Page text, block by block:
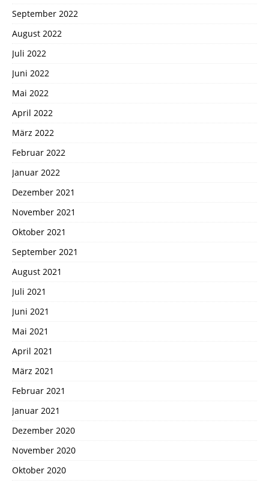
September 2022
August 2022
Juli 2022
Juni 2022
Mai 2022
April 2022
März 2022
Februar 2022
Januar 2022
Dezember 2021
November 2021
Oktober 2021
September 2021
August 2021
Juli 2021
Juni 2021
Mai 2021
April 2021
März 2021
Februar 2021
Januar 2021
Dezember 2020
November 2020
Oktober 2020